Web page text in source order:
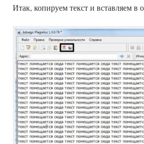
Итак, копируем текст и вставляем в